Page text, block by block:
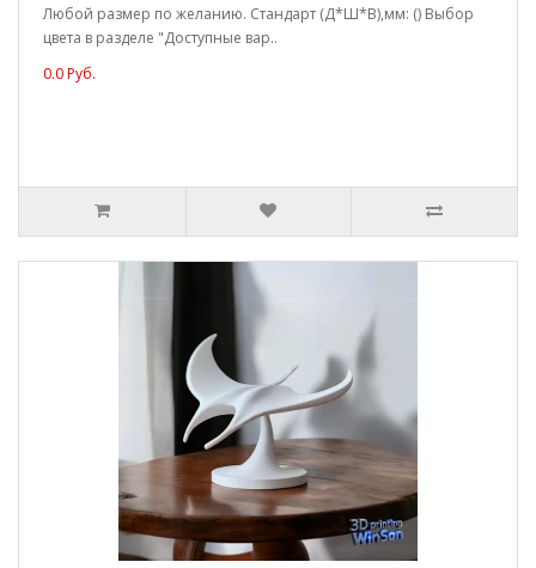
Любой размер по желанию. Стандарт (Д*Ш*В),мм: () Выбор
цвета в разделе "Доступные вар..
0.0 Руб.